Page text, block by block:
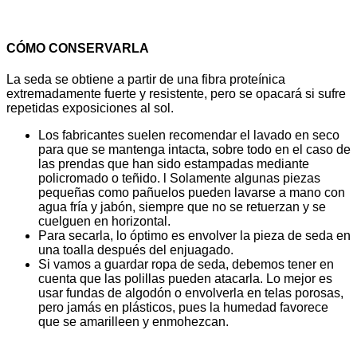
CÓMO CONSERVARLA
La seda se obtiene a partir de una fibra proteínica
extremadamente fuerte y resistente, pero se opacará si sufre
repetidas exposiciones al sol.
Los fabricantes suelen recomendar el lavado en seco
para que se mantenga intacta, sobre todo en el caso de
las prendas que han sido estampadas mediante
policromado o teñido. l Solamente algunas piezas
pequeñas como pañuelos pueden lavarse a mano con
agua fría y jabón, siempre que no se retuerzan y se
cuelguen en horizontal.
Para secarla, lo óptimo es envolver la pieza de seda en
una toalla después del enjuagado.
Si vamos a guardar ropa de seda, debemos tener en
cuenta que las polillas pueden atacarla. Lo mejor es
usar fundas de algodón o envolverla en telas porosas,
pero jamás en plásticos, pues la humedad favorece
que se amarilleen y enmohezcan.